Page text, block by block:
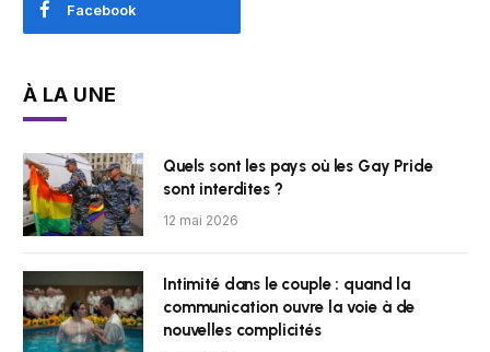
Facebook
À LA UNE
Quels sont les pays où les Gay Pride
sont interdites ?
12 mai 2026
Intimité dans le couple : quand la
communication ouvre la voie à de
nouvelles complicités